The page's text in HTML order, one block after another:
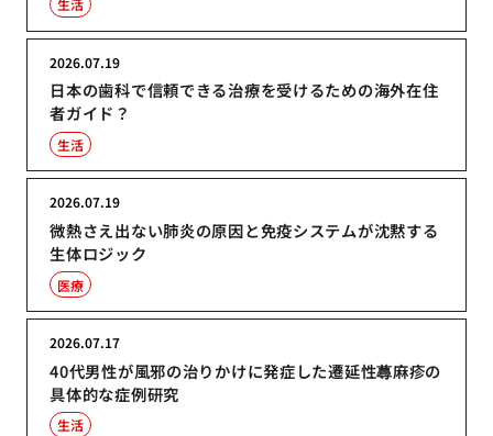
生活
日本の歯科で信頼できる治療を受けるための海外在住
者ガイド？
2026.07.19
生活
微熱さえ出ない肺炎の原因と免疫システムが沈黙する
生体ロジック
2026.07.19
医療
40代男性が風邪の治りかけに発症した遷延性蕁麻疹の
具体的な症例研究
2026.07.17
生活